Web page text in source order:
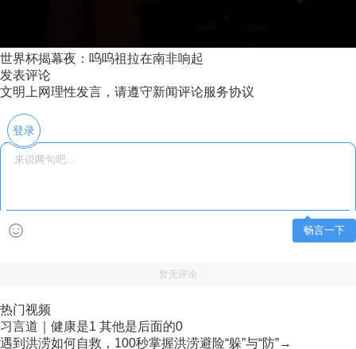
世界杯揭幕夜：呜呜祖拉在南非响起
发表评论
文明上网理性发言，请遵守新闻评论服务协议
登录
畅言一下
暂无评论
热门视频
习言道｜健康是1 其他是后面的0
遇到洪涝如何自救，100秒掌握洪涝避险“躲”与“防”→